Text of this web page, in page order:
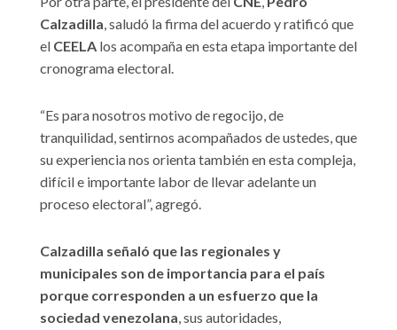
Calzadilla, saludó la firma del acuerdo y ratificó que
el CEELA los acompaña en esta etapa importante del
cronograma electoral.
“Es para nosotros motivo de regocijo, de
tranquilidad, sentirnos acompañados de ustedes, que
su experiencia nos orienta también en esta compleja,
difícil e importante labor de llevar adelante un
proceso electoral”, agregó.
Calzadilla señaló que las regionales y
municipales son de importancia para el país
porque corresponden a un esfuerzo que la
sociedad venezolana, sus autoridades,